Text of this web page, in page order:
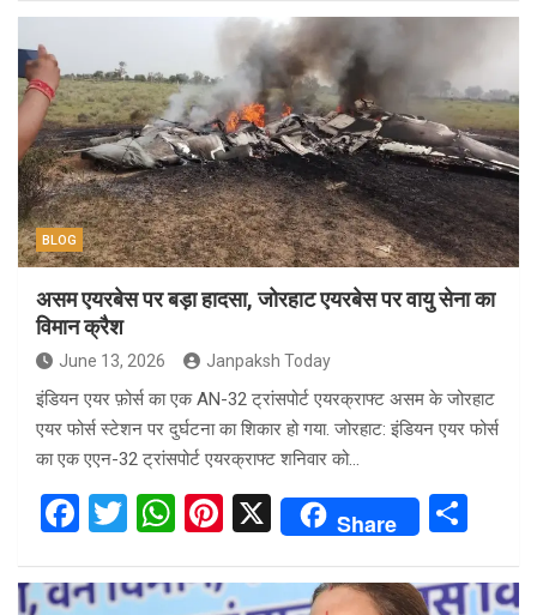
ce
b
o
o
k
tt
er
at
s
A
p
p
er
es
t
ar
e
BLOG
असम एयरबेस पर बड़ा हादसा, जोरहाट एयरबेस पर वायु सेना का
विमान क्रैश
June 13, 2026 Janpaksh Today
इंडियन एयर फ़ोर्स का एक AN-32 ट्रांसपोर्ट एयरक्राफ्ट असम के जोरहाट
एयर फोर्स स्टेशन पर दुर्घटना का शिकार हो गया. जोरहाट: इंडियन एयर फोर्स
का एक एएन-32 ट्रांसपोर्ट एयरक्राफ्ट शनिवार को…
F
ce
T
tt
W
at
Pi
er
X Share
ar